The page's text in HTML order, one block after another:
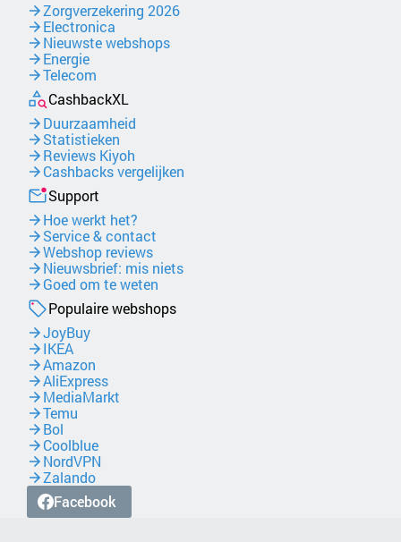
Zorgverzekering 2026
Electronica
Nieuwste webshops
Energie
Telecom
CashbackXL
Duurzaamheid
Statistieken
Reviews Kiyoh
Cashbacks vergelijken
Support
Hoe werkt het?
Service & contact
Webshop reviews
Nieuwsbrief: mis niets
Goed om te weten
Populaire webshops
JoyBuy
IKEA
Amazon
AliExpress
MediaMarkt
Temu
Bol
Coolblue
NordVPN
Zalando
Facebook